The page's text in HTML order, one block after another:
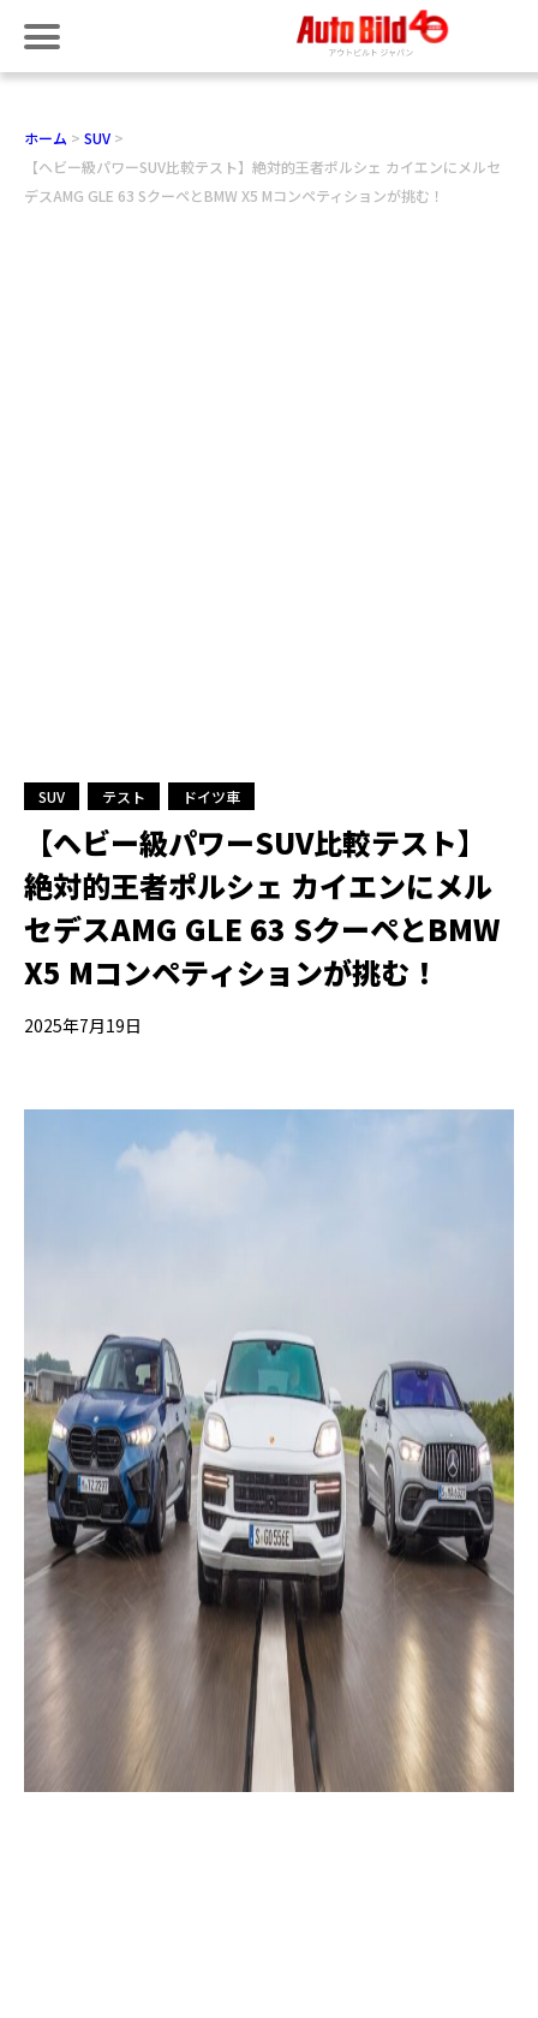
ホーム
SUV
【ヘビー級パワーSUV比較テスト】絶対的王者ポルシェ カイエンにメルセ
デスAMG GLE 63 SクーペとBMW X5 Mコンペティションが挑む！
SUV テスト ドイツ車
【ヘビー級パワーSUV比較テスト】
絶対的王者ポルシェ カイエンにメル
セデスAMG GLE 63 SクーペとBMW
X5 Mコンペティションが挑む！
2025年7月19日